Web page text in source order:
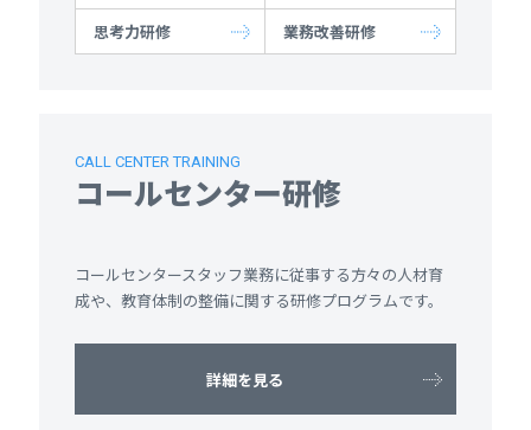
思考力研修
業務改善研修
CALL CENTER TRAINING
コールセンター研修
コールセンタースタッフ業務に従事する方々の人材育
成や、教育体制の整備に関する研修プログラムです。
詳細を見る